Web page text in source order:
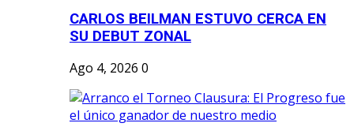
CARLOS BEILMAN ESTUVO CERCA EN
SU DEBUT ZONAL
Ago 4, 2026 0